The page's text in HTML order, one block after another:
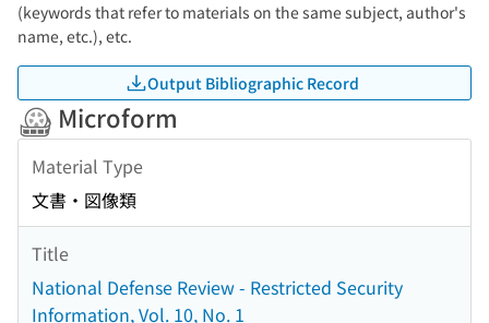
(keywords that refer to materials on the same subject, author's
name, etc.), etc.
Output Bibliographic Record
Microform
Material Type
文書・図像類
Title
National Defense Review - Restricted Security
Information, Vol. 10, No. 1